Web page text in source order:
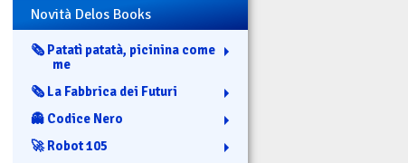
Novità Delos Books
🗞️ Patatì patatà, picinina come
me
🗞️ La Fabbrica dei Futuri
👻 Codice Nero
🚀 Robot 105